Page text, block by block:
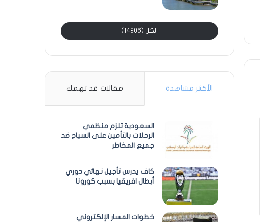
الكل (14906)
الأكثر مشاهدة مقالات قد تهمك
السعودية تلزم منظمي
الرحلات بالتأمين على السياح ضد
جميع المخاطر
كاف يدرس تأجيل نهائي دوري
أبطال افريقيا بسبب كورونا
خطوات المسار الإلكتروني